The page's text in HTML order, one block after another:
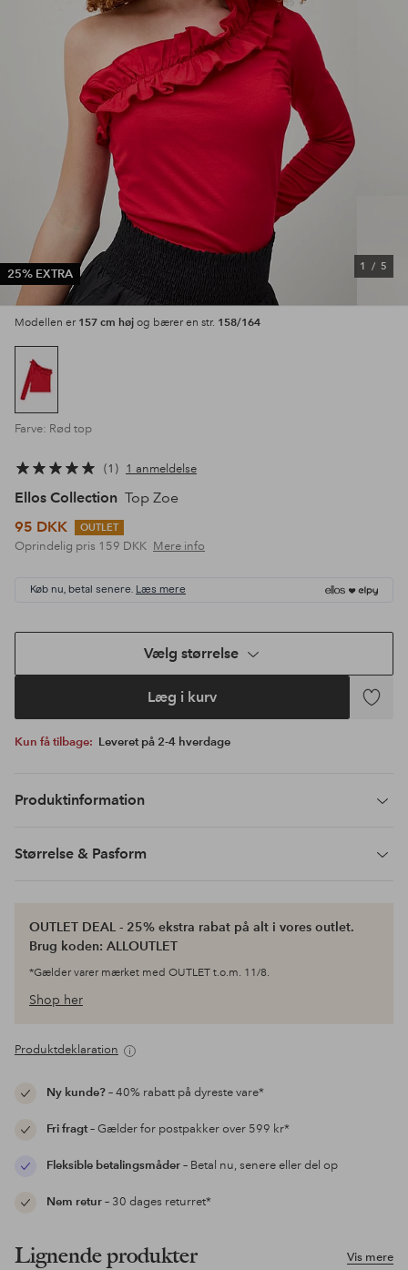
25% EXTRA
1 / 5
Modellen er 157 cm høj og bærer en str. 158/164
Farve: Rød top
1 1 anmeldelse
Ellos Collection Top Zoe
95 DKK
OUTLET
Oprindelig pris 159 DKK Mere info
Køb nu, betal senere. Læs mere
Vælg størrelse
Læg i kurv
Tilføj
Kun få tilbage: Leveret på 2-4 hverdage
Produktinformation
Størrelse & Pasform
OUTLET DEAL - 25% ekstra rabat på alt i vores outlet.
Brug koden: ALLOUTLET
*Gælder varer mærket med OUTLET t.o.m. 11/8.
Shop her
Produktdeklaration
Ny kunde?– 40% rabatt på dyreste vare*
Fri fragt– Gælder for postpakker over 599 kr*
Fleksible betalingsmåder– Betal nu, senere eller del op
Nem retur– 30 dages returret*
Vis mere
Lignende produkter